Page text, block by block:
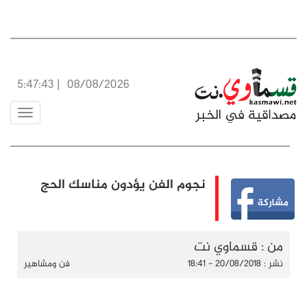
08/08/2026
|
5:47:43
Toggle
نجوم الفن يؤدون مناسك الحج
من : قسماوي نت
نشر : 20/08/2018 - 18:41 فن ومشاهير